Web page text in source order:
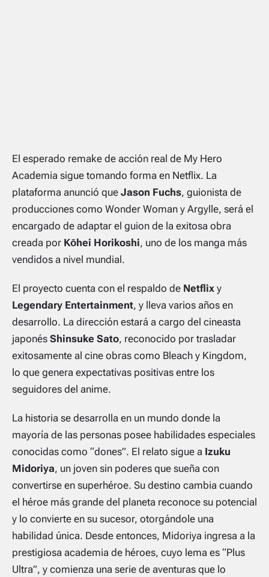
El esperado remake de acción real de My Hero
Academia sigue tomando forma en Netflix. La
plataforma anunció que Jason Fuchs, guionista de
producciones como Wonder Woman y Argylle, será el
encargado de adaptar el guion de la exitosa obra
creada por Kōhei Horikoshi, uno de los manga más
vendidos a nivel mundial.
El proyecto cuenta con el respaldo de Netflix y
Legendary Entertainment, y lleva varios años en
desarrollo. La dirección estará a cargo del cineasta
japonés Shinsuke Sato, reconocido por trasladar
exitosamente al cine obras como Bleach y Kingdom,
lo que genera expectativas positivas entre los
seguidores del anime.
La historia se desarrolla en un mundo donde la
mayoría de las personas posee habilidades especiales
conocidas como “dones”. El relato sigue a Izuku
Midoriya, un joven sin poderes que sueña con
convertirse en superhéroe. Su destino cambia cuando
el héroe más grande del planeta reconoce su potencial
y lo convierte en su sucesor, otorgándole una
habilidad única. Desde entonces, Midoriya ingresa a la
prestigiosa academia de héroes, cuyo lema es “Plus
Ultra”, y comienza una serie de aventuras que lo